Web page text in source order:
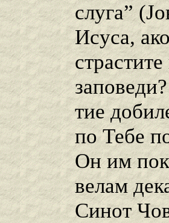
слуга”
Исуса,
тие
по Тебе
Он им
велам
Синот